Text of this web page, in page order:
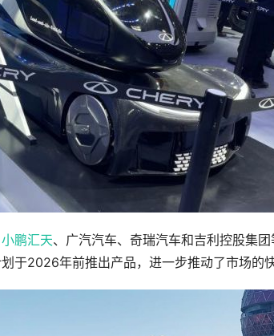
小鹏汇天、广汽汽车、奇瑞汽车和吉利控股集
于2026年前推出产品，进一步推动了市场的快